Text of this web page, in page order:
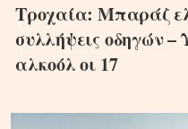
Τροχαία: Μπαράζ
συλλήψεις οδηγών
αλκοόλ οι 17